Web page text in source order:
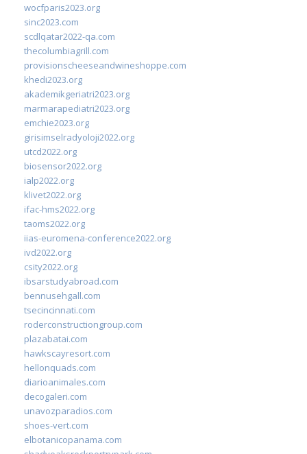
wocfparis2023.org
sinc2023.com
scdlqatar2022-qa.com
thecolumbiagrill.com
provisionscheeseandwineshoppe.com
khedi2023.org
akademikgeriatri2023.org
marmarapediatri2023.org
emchie2023.org
girisimselradyoloji2022.org
utcd2022.org
biosensor2022.org
ialp2022.org
klivet2022.org
ifac-hms2022.org
taoms2022.org
iias-euromena-conference2022.org
ivd2022.org
csity2022.org
ibsarstudyabroad.com
bennusehgall.com
tsecincinnati.com
roderconstructiongroup.com
plazabatai.com
hawkscayresort.com
hellonquads.com
diarioanimales.com
decogaleri.com
unavozparadios.com
shoes-vert.com
elbotanicopanama.com